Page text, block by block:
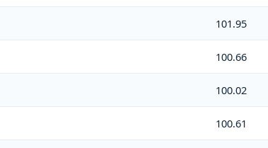
101.95
100.66
100.02
100.61